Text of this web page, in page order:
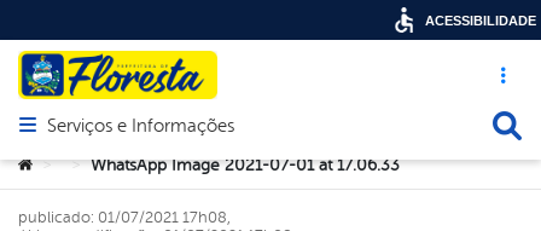
Acesso
Abrir menu principal de navegação
Serviços e Informações
Você está aqui:
> > WhatsApp Image 2021-07-01 at 17.06.33
publicado: 01/07/2021 17h08,
ACESSIBILIDADE